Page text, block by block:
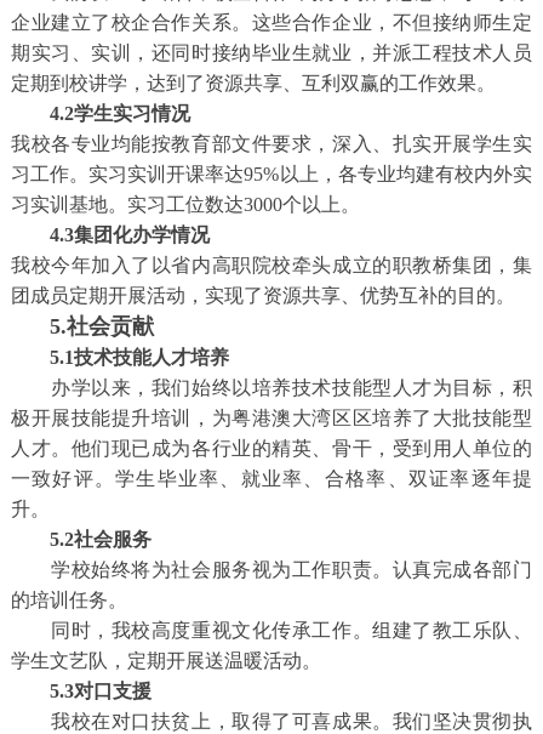
企业建立了校企合作关系。这些合作企业，不但接纳师生定
期实习、实训，还同时接纳毕业生就业，并派工程技术人员
定期到校讲学，达到了资源共享、互利双赢的工作效果。
4.2学生实习情况
我校各专业均能按教育部文件要求，深入、扎实开展学生实
习工作。实习实训开课率达95%以上，各专业均建有校内外实
习实训基地。实习工位数达3000个以上。
4.3集团化办学情况
我校今年加入了以省内高职院校牵头成立的职教桥集团，集
团成员定期开展活动，实现了资源共享、优势互补的目的。
5.社会贡献
5.1技术技能人才培养
办学以来，我们始终以培养技术技能型人才为目标，积
极开展技能提升培训，为粤港澳大湾区区培养了大批技能型
人才。他们现已成为各行业的精英、骨干，受到用人单位的
一致好评。学生毕业率、就业率、合格率、双证率逐年提
升。
5.2社会服务
学校始终将为社会服务视为工作职责。认真完成各部门
的培训任务。
同时，我校高度重视文化传承工作。组建了教工乐队、
学生文艺队，定期开展送温暖活动。
5.3对口支援
我校在对口扶贫上，取得了可喜成果。我们坚决贯彻执